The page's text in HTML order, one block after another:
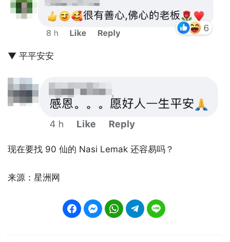
▼ 平平安安
现在要找 90 仙的 Nasi Lemak 还容易吗？
来源：星洲网